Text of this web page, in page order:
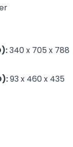
340 x 705 x 788
93 x 460 x 435